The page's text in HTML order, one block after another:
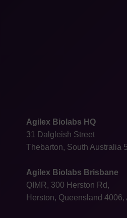
Agilex Biolabs HQ
31 Dalgleish Street
Thebarton, South Australia
Agilex Biolabs Brisbane
QIMR, 300 Herston Rd,
Herston, Queensland 4006,